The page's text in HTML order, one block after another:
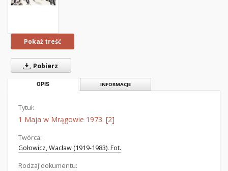
Pokaż treść
Pobierz
OPIS INFORMACJE
Tytuł:
1 Maja w Mrągowie 1973. [2]
Twórca:
Gołowicz, Wacław (1919-1983). Fot.
Rodzaj dokumentu: